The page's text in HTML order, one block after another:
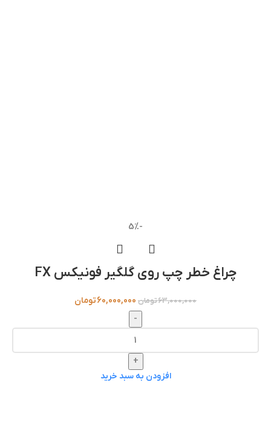
-5%
چراغ خطر چپ روی گلگیر فونیکس FX
63,000,000تومان 60,000,000تومان
-
+
افزودن به سبد خرید